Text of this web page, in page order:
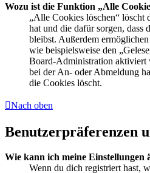
Wozu ist die Funktion „Alle
„Alle Cookies löschen“ löscht
hat und die dafür sorgen, dass
bleibst. Außerdem
wie beispielsweise den
Board-Administration aktiviert
bei der An- oder Abmeldung
die Cookies löscht.
Nach oben
Benutzerpräferenzen
Wie kann ich meine Einstellungen
Wenn du dich registriert hast,